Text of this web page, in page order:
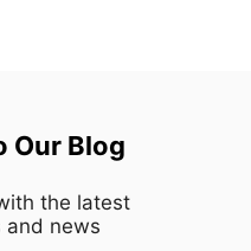
าที่ไม่จำเป็นออกไป
ๆ รายละเอียดปรากฏ
ทนที่จะทำให้รู้สึก
และเกี่ยวข้องกับปัญหา
ว้ที่ไหน? เราจะทำ
เซิร์ฟเวอร์ไอทีที่มีอยู่
Our Blog
the latest
and news